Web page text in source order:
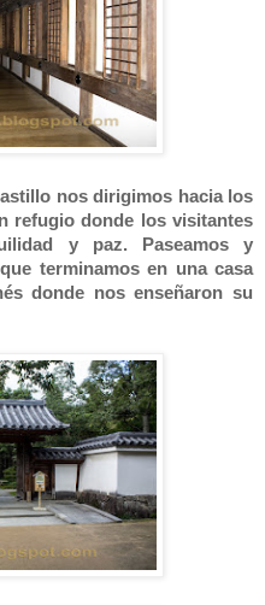
nos dirigimos hacia los
refugio donde los visitantes
y paz. Paseamos y
terminamos en una casa
donde nos enseñaron su